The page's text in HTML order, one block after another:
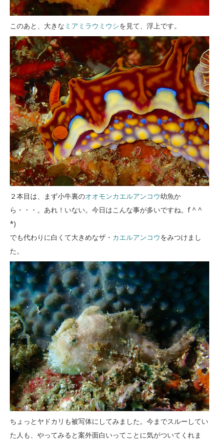
このあと、大きな ミアミラウミウシを見て、浮上です。
２本目は、まず小牛裏のオオモンカエルアンコウ幼魚か
ら・・・。あれ！いない。今日はこんな事が多いですね。f ^ ^
*)
でも代わりに白くて大きめなザ・ カエルアンコウをみつけまし
た。
ちょっとヤドカリも被写体にしてみました。今までスルーしてい
た人も、やってみると案外面白いってことに気がついてくれま